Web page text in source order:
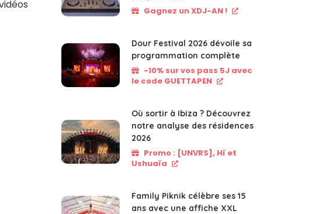
Gagnez un XDJ-AN !
Dour Festival 2026 dévoile sa
programmation complète
-10% sur vos pass 5J avec
le code GUETTAPEN
Où sortir à Ibiza ? Découvrez
notre analyse des résidences
2026
Promo : [UNVRS], Hï et
Ushuaïa
Family Piknik célèbre ses 15
ans avec une affiche XXL